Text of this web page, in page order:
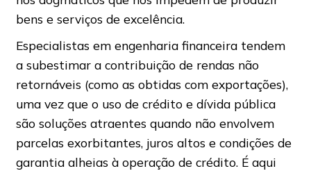
bens e serviços de excelência.
Especialistas em engenharia financeira tendem
a subestimar a contribuição de rendas não
retornáveis ​​(como as obtidas com exportações),
uma vez que o uso de crédito e dívida pública
são soluções atraentes quando não envolvem
parcelas exorbitantes, juros altos e condições de
garantia alheias à operação de crédito. É aqui